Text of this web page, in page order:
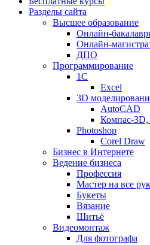
Разделы сайта
Высшее образование
Онлайн-
Онлайн-
ДПО
Программирование
1С
Excel
3D
AutoCAD
Компас-3D,
Photoshop
Corel Draw
Бизнес в Интернете
Ведение бизнеса
Профессия
Мастер на все
Букеты
Вязание
Шитьё
Видеомонтаж
Для фотографа